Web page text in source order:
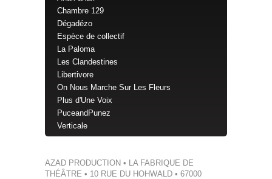
Chambre 129
Dégadézo
Espèce de collectif
La Paloma
Les Clandestines
Libertivore
On Nous Marche Sur Les Fleurs
Plus d'Une Voix
PuceandPunez
Verticale
AZAD PRODUCTION • LA FABRIQUE DE
THÉÂTRE • 10 RUE DU HOHWALD • 67000